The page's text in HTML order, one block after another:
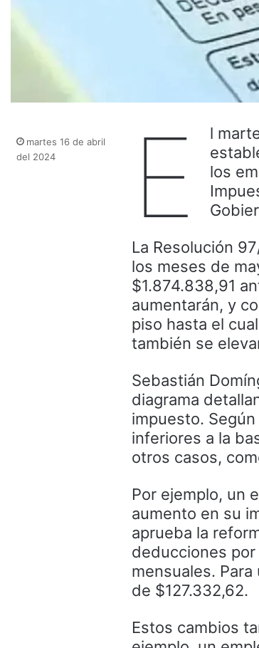
E
l
los
La Resolución
los meses de
$1.874.838,91
aumentarán, y
piso hasta el
también se
Sebastián
diagrama
impuesto.
inferiores a la
otros casos,
Por ejemplo, un
aumento en su
aprueba la
deducciones por
mensuales.
de $127.332,62.
Estos cambios
martes 16 de abril
del 2024